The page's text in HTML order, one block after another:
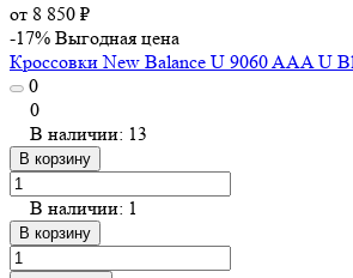
от 8 850 ₽
-17% Выгодная цена
Кроссовки New Balance U 9060 AAA U
0
0
В наличии: 13
В корзину
В наличии: 1
В корзину